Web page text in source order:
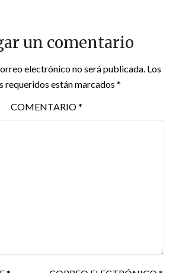
un comentario
electrónico no será publicada. Los
requeridos están marcados *
COMENTARIO*